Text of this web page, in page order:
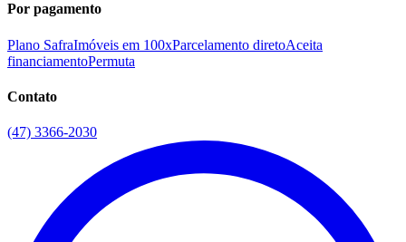
Por pagamento
Plano SafraImóveis em 100xParcelamento diretoAceita
financiamentoPermuta
Contato
(47) 3366-2030